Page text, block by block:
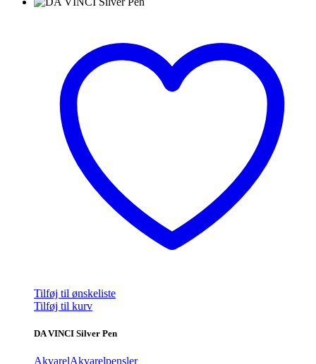
Tilføj til ønskeliste
Tilføj til kurv
DA VINCI Silver Pen
AkvarelAkvarelpensler